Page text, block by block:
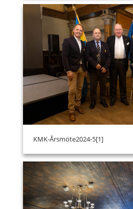
KMK-Årsmöte2024-5[1]